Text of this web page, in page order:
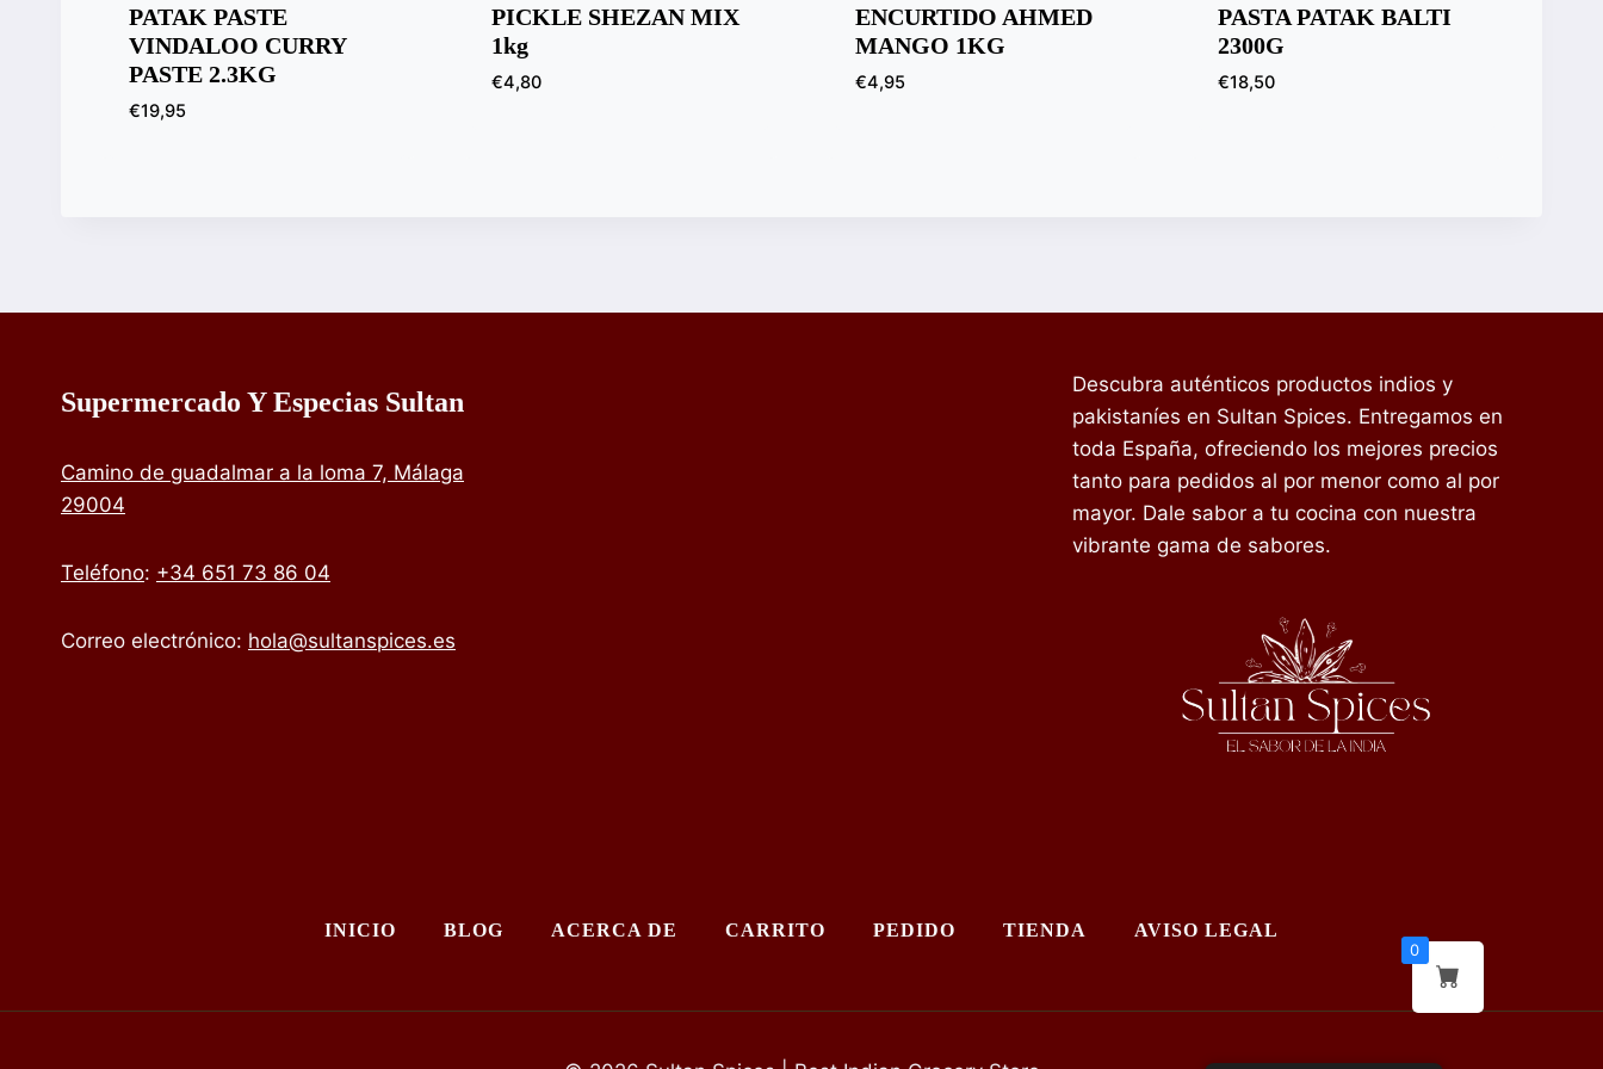
PATAK PASTE
VINDALOO CURRY
PASTE 2.3KG
€19,95
PICKLE SHEZAN MIX
1kg
€4,80
ENCURTIDO AHMED
MANGO 1KG
€4,95
PASTA PATAK BALTI
2300G
€18,50
Supermercado Y Especias Sultan
Camino de guadalmar a la loma 7, Málaga
29004
Teléfono: +34 651 73 86 04
Correo electrónico: hola@sultanspices.es
Descubra auténticos productos indios y
pakistaníes en Sultan Spices. Entregamos en
toda España, ofreciendo los mejores precios
tanto para pedidos al por menor como al por
mayor. Dale sabor a tu cocina con nuestra
vibrante gama de sabores.
INICIO BLOG ACERCA DE CARRITO PEDIDO TIENDA AVISO LEGAL
0